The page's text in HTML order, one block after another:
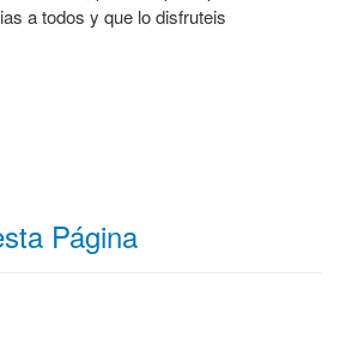
a todos y que lo disfruteis
Página